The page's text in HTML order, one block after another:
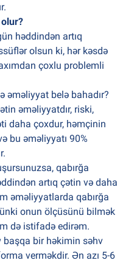
həddindən artıq
olsun ki, hər kəsdə
çoxlu problemli
əməliyyat belə bahadır?
əməliyyatdır, riski,
daha çoxdur, həmçinin
bu əməliyyatı 90%
qabırğa
artıq çətin və daha
əməliyyatlarda qabırğa
onun ölçüsünü bilmək
də istifadə edirəm.
başqa bir həkimin səhv
verməkdir. Ən azı 5-6